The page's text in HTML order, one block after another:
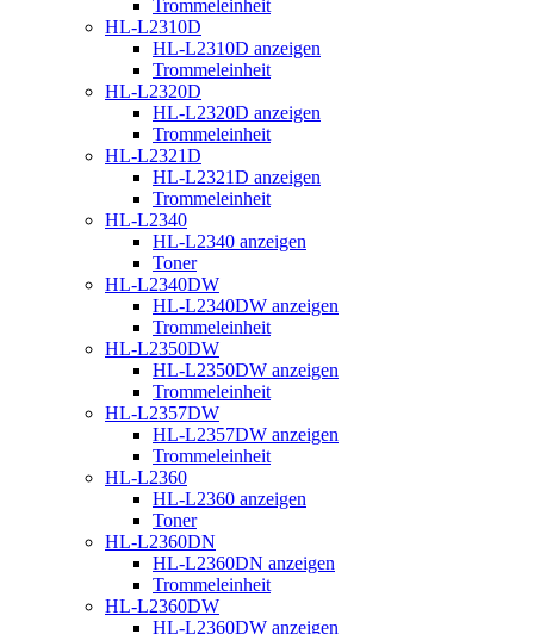
Trommeleinheit
HL-L2310D
HL-L2310D anzeigen
Trommeleinheit
HL-L2320D
HL-L2320D anzeigen
Trommeleinheit
HL-L2321D
HL-L2321D anzeigen
Trommeleinheit
HL-L2340
HL-L2340 anzeigen
Toner
HL-L2340DW
HL-L2340DW anzeigen
Trommeleinheit
HL-L2350DW
HL-L2350DW anzeigen
Trommeleinheit
HL-L2357DW
HL-L2357DW anzeigen
Trommeleinheit
HL-L2360
HL-L2360 anzeigen
Toner
HL-L2360DN
HL-L2360DN anzeigen
Trommeleinheit
HL-L2360DW
HL-L2360DW anzeigen